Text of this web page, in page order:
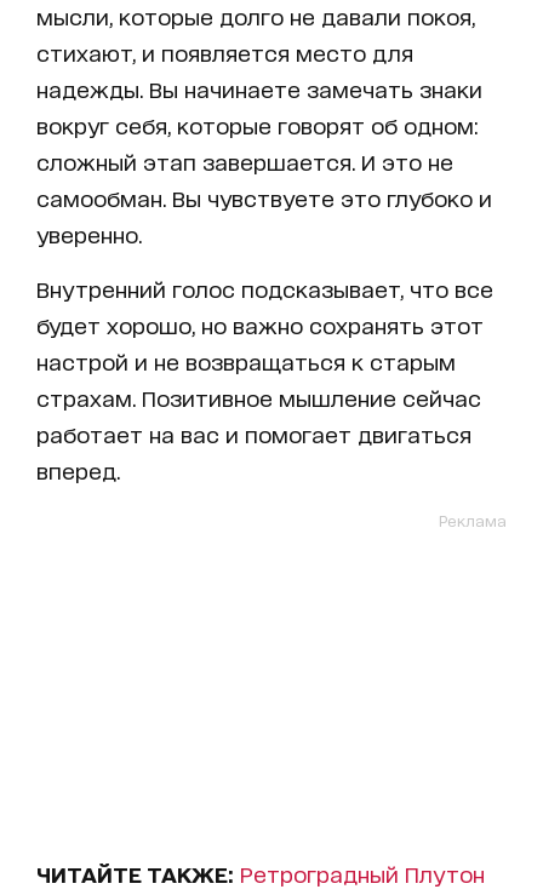
мысли, которые долго не давали покоя,
стихают, и появляется место для
надежды. Вы начинаете замечать знаки
вокруг себя, которые говорят об одном:
сложный этап завершается. И это не
самообман. Вы чувствуете это глубоко и
уверенно.
Внутренний голос подсказывает, что все
будет хорошо, но важно сохранять этот
настрой и не возвращаться к старым
страхам. Позитивное мышление сейчас
работает на вас и помогает двигаться
вперед.
Реклама
ЧИТАЙТЕ ТАКЖЕ: Ретроградный Плутон